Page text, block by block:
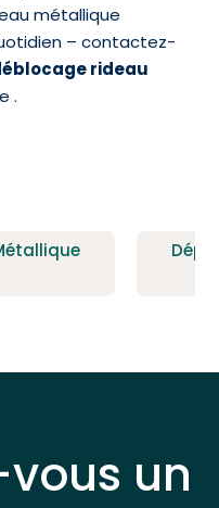
métallique
– contactez-
rideau
.
un